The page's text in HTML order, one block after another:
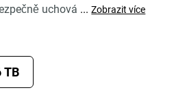
uchová ... Zobrazit více
TB